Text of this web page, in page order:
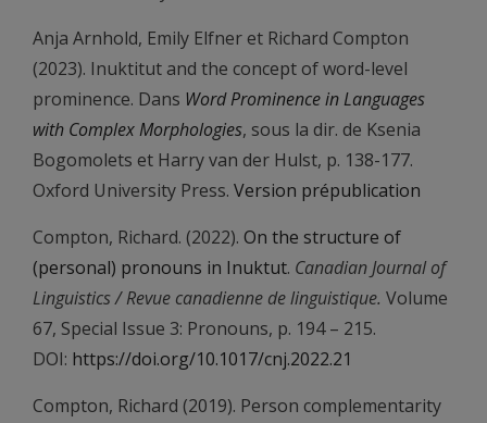
Anja Arnhold, Emily Elfner et Richard Compton
(2023). Inuktitut and the concept of word-level
prominence. Dans Word Prominence in Languages
with Complex Morphologies, sous la dir. de Ksenia
Bogomolets et Harry van der Hulst, p. 138-177.
Oxford University Press. Version prépublication
Compton, Richard. (2022). On the structure of
(personal) pronouns in Inuktut. Canadian Journal of
Linguistics / Revue canadienne de linguistique. Volume
67, Special Issue 3: Pronouns, p. 194 – 215.
DOI: https://doi.org/10.1017/cnj.2022.21
Compton, Richard (2019). Person complementarity